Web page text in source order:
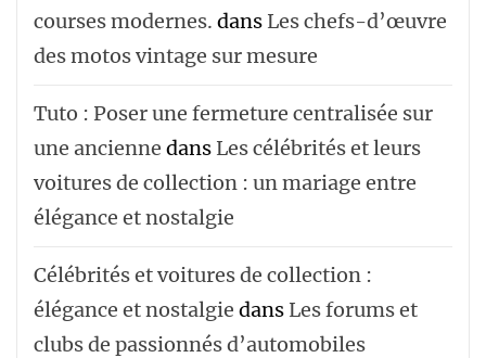
courses modernes. dans Les chefs-d’œuvre
des motos vintage sur mesure
Tuto : Poser une fermeture centralisée sur
une ancienne dans Les célébrités et leurs
voitures de collection : un mariage entre
élégance et nostalgie
Célébrités et voitures de collection :
élégance et nostalgie dans Les forums et
clubs de passionnés d’automobiles